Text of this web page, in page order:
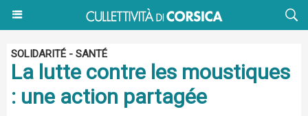
SOLIDARITÉ - SANTÉ
La lutte contre les moustiques
: une action partagée